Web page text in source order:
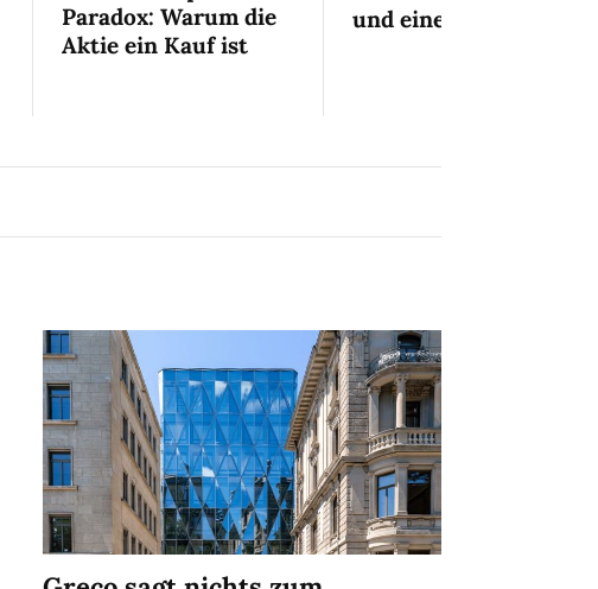
Paradox: Warum die
Aktie ein Kauf ist
und einem Bedingten